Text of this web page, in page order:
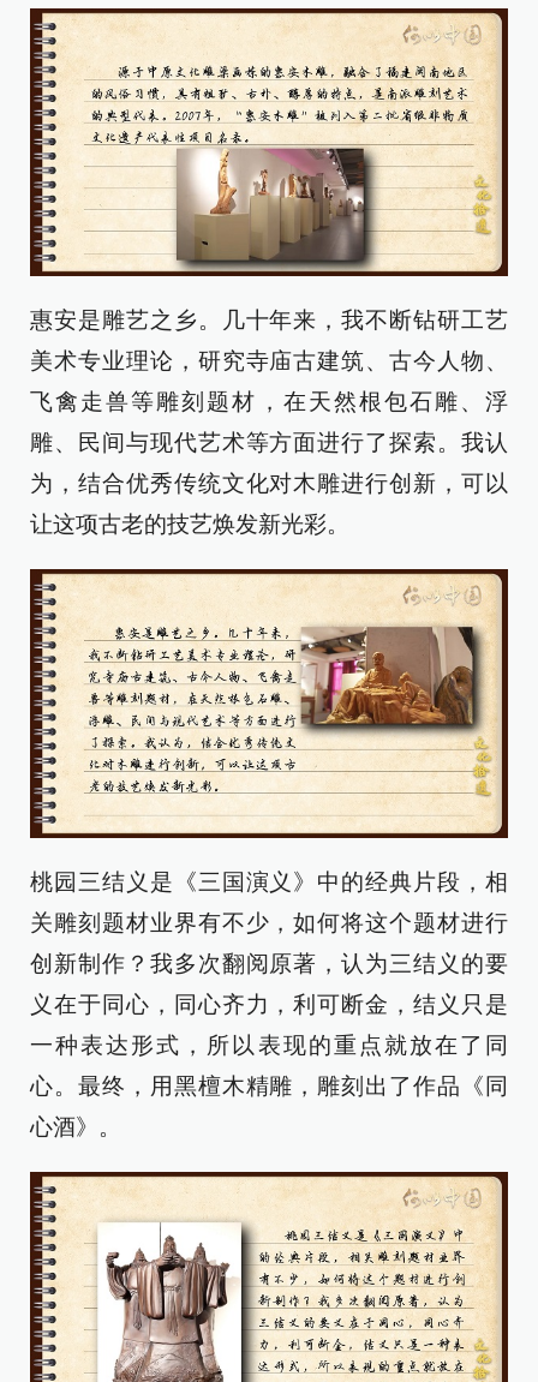
惠安是雕艺之乡。几十年来，我不断钻研工艺
美术专业理论，研究寺庙古建筑、古今人物、
飞禽走兽等雕刻题材，在天然根包石雕、浮
雕、民间与现代艺术等方面进行了探索。我认
为，结合优秀传统文化对木雕进行创新，可以
让这项古老的技艺焕发新光彩。
桃园三结义是《三国演义》中的经典片段，相
关雕刻题材业界有不少，如何将这个题材进行
创新制作？我多次翻阅原著，认为三结义的要
义在于同心，同心齐力，利可断金，结义只是
一种表达形式，所以表现的重点就放在了同
心。最终，用黑檀木精雕，雕刻出了作品《同
心酒》。